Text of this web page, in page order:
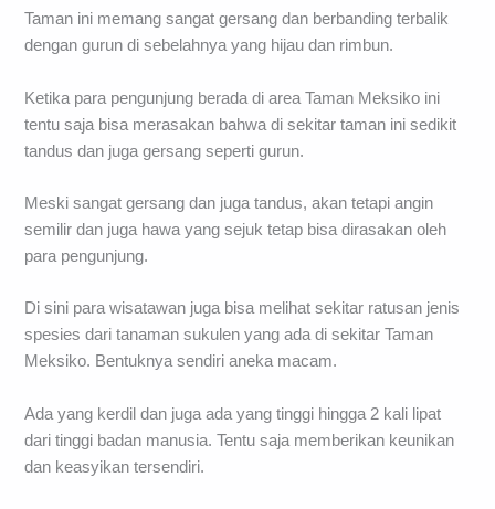
Taman ini memang sangat gersang dan berbanding terbalik
dengan gurun di sebelahnya yang hijau dan rimbun.
Ketika para pengunjung berada di area Taman Meksiko ini
tentu saja bisa merasakan bahwa di sekitar taman ini sedikit
tandus dan juga gersang seperti gurun.
Meski sangat gersang dan juga tandus, akan tetapi angin
semilir dan juga hawa yang sejuk tetap bisa dirasakan oleh
para pengunjung.
Di sini para wisatawan juga bisa melihat sekitar ratusan jenis
spesies dari tanaman sukulen yang ada di sekitar Taman
Meksiko. Bentuknya sendiri aneka macam.
Ada yang kerdil dan juga ada yang tinggi hingga 2 kali lipat
dari tinggi badan manusia. Tentu saja memberikan keunikan
dan keasyikan tersendiri.